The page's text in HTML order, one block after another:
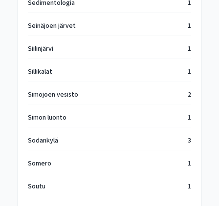
Sedimentologia 1
Seinäjoen järvet 1
Siilinjärvi 1
Sillikalat 1
Simojoen vesistö 2
Simon luonto 1
Sodankylä 3
Somero 1
Soutu 1